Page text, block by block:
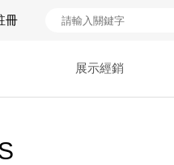
冊
展示經銷